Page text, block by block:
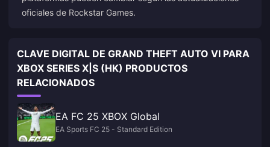
oficiales de Rockstar Games.
CLAVE DIGITAL DE GRAND THEFT AUTO VI PARA
XBOX SERIES X|S (HK) PRODUCTOS
RELACIONADOS
EA FC 25 XBOX Global
EA Sports FC 25 - Standard Edition